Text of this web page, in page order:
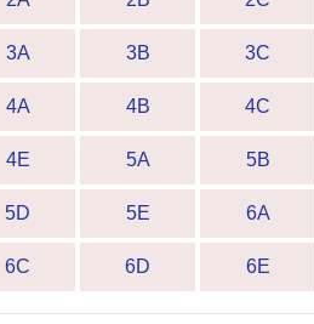
3A 3B 3C
4A 4B 4C
4E 5A 5B
5D 5E 6A
6C 6D 6E